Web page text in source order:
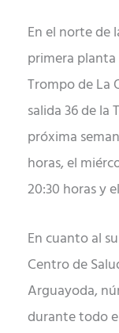
En el norte de
primera
Trompo de La
salida 36 de la
próxima
horas, el
20:30 horas y
En cuanto al
Centro de
Arguayoda,
durante todo